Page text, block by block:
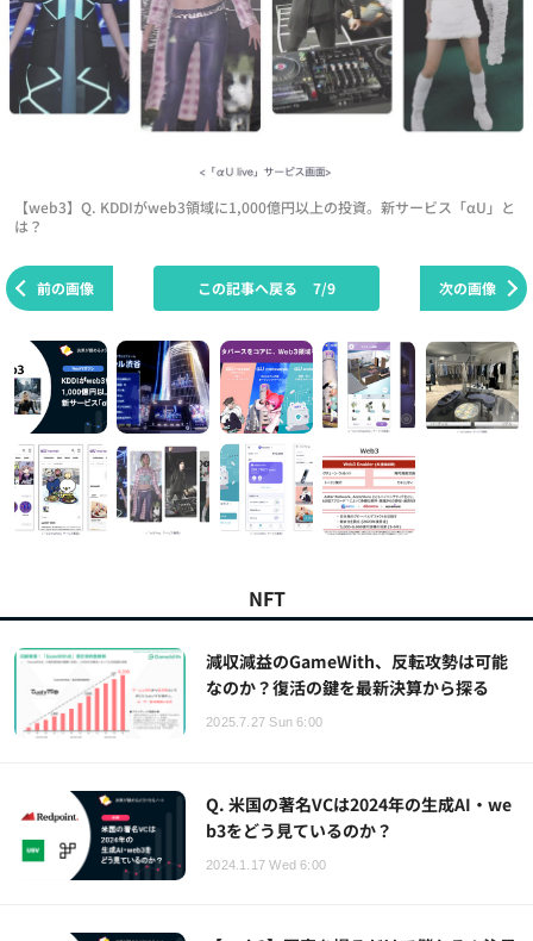
【web3】Q. KDDIがweb3領域に1,000億円以上の投資。新サービス「αU」と
は？
前の画像 次の画像
この記事へ戻る 7/9
NFT
減収減益のGameWith、反転攻勢は可能
なのか？復活の鍵を最新決算から探る
2025.7.27 Sun 6:00
Q. 米国の著名VCは2024年の生成AI・we
b3をどう見ているのか？
2024.1.17 Wed 6:00